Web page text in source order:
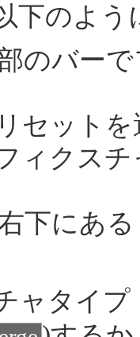
下のよう
のバー
セット
ィクス
下にあ
ャタイ